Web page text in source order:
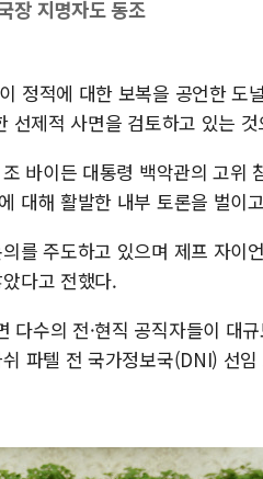
장 지명자도 동조
정적에 대한 보복을 공언한 도
선제적 사면을 검토하고 있는
바이든 대통령 백악관의 고위
대해 활발한 내부 토론을 벌이
를 주도하고 있으며 제프 자이
다고 전했다.
다수의 전·현직 공직자들이 대
파텔 전 국가정보국(DNI) 선